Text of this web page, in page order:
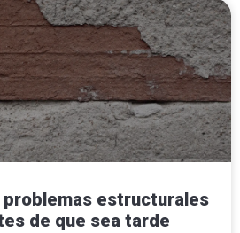
estructurales
de que sea tarde